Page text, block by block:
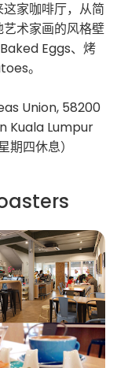
家咖啡厅，从简
术家画的风格壁
Eggs、烤
。
Union, 58200
Kuala Lumpur
四休息）